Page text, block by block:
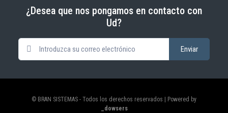
¿Desea que nos pongamos en contacto con
Ud?
© BRAN SISTEMAS - Todos los derechos reservados | Powered by
_dowsers